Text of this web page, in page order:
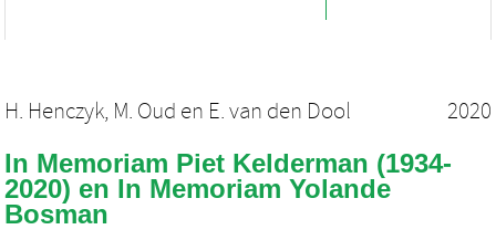
H. Henczyk, M. Oud en E. van den Dool 2020
In Memoriam Piet Kelderman (1934-
2020) en In Memoriam Yolande
Bosman